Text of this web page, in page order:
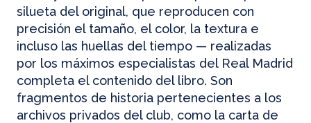
silueta del original, que reproducen con
precisión el tamaño, el color, la textura e
incluso las huellas del tiempo — realizadas
por los máximos especialistas del Real Madrid
completa el contenido del libro. Son
fragmentos de historia pertenecientes a los
archivos privados del club, como la carta de